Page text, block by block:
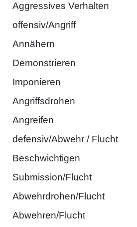
Aggressives Verhalten
offensiv/Angriff
Annähern
Demonstrieren
Imponieren
Angriffsdrohen
Angreifen
defensiv/Abwehr / Flucht
Beschwichtigen
Submission/Flucht
Abwehrdrohen/Flucht
Abwehren/Flucht